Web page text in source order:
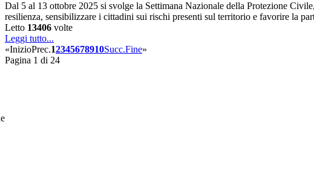
Dal 5 al 13 ottobre 2025 si svolge la Settimana Nazionale della Protezione
resilienza, sensibilizzare i cittadini sui rischi presenti sul territorio e favorire la
Letto 13406 volte
Leggi tutto...
«InizioPrec.12345678910Succ.Fine»
Pagina 1 di 24